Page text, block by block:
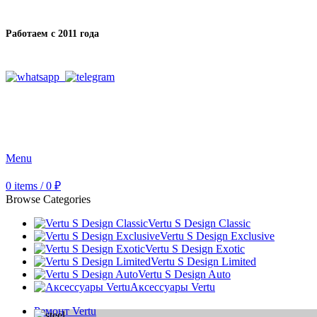
Работаем с 2011 года
Menu
0 items / 0 ₽
Browse Categories
Vertu S Design Classic
Vertu S Design Exclusive
Vertu S Design Exotic
Vertu S Design Limited
Vertu S Design Auto
Аксессуары Vertu
Ремонт Vertu